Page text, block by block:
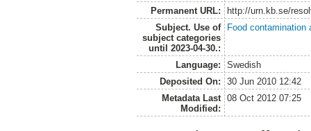
Permanent URL:
http://urn.kb.se/
Subject. Use of
subject categories
until 2023-04-30.:
Food contamination
Language:
Swedish
Deposited On:
30 Jun 2010 12:42
Metadata Last
Modified:
08 Oct 2012 07:25